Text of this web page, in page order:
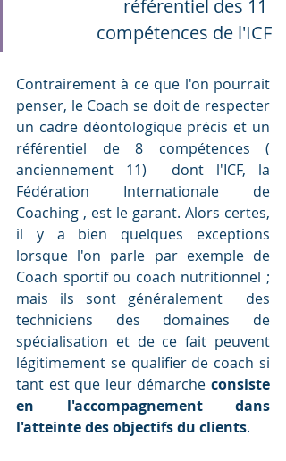
référentiel des 11
compétences de l'ICF
Contrairement à ce que l'on pourrait
penser, le Coach se doit de respecter
un cadre déontologique précis et un
référentiel de 8 compétences (
anciennement 11)  dont l'ICF, la
Fédération Internationale de
Coaching , est le garant. Alors certes,
il y a bien quelques exceptions
lorsque l'on parle par exemple de
Coach sportif ou coach nutritionnel ;
mais ils sont généralement  des
techniciens des domaines de
spécialisation et de ce fait peuvent
légitimement se qualifier de coach si
tant est que leur démarche consiste
en l'accompagnement dans
l'atteinte des objectifs du clients.